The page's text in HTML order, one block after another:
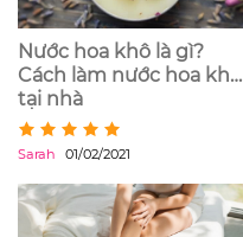
Nước hoa khô là gì?
Cách làm nước hoa khô
tại nhà
Sarah 01/02/2021